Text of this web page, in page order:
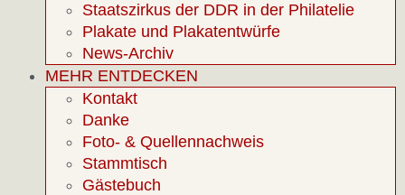
Staatszirkus der DDR in der Philatelie
Plakate und Plakatentwürfe
News-Archiv
MEHR ENTDECKEN
Kontakt
Danke
Foto- & Quellennachweis
Stammtisch
Gästebuch